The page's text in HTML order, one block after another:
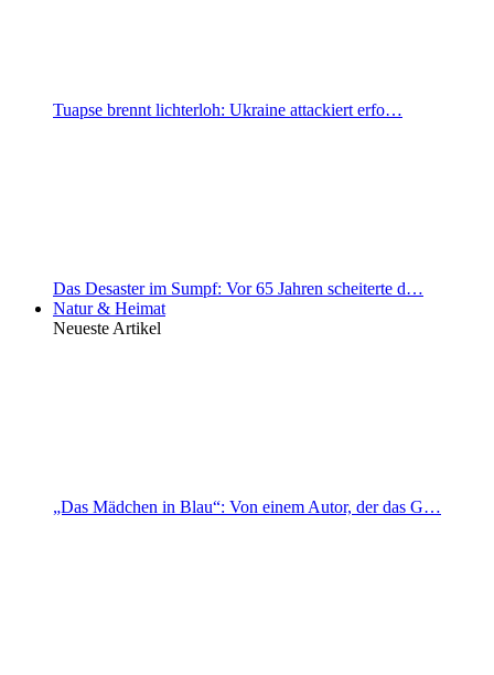
Tuapse brennt lichterloh: Ukraine attackiert erfo…
Das Desaster im Sumpf: Vor 65 Jahren scheiterte d…
Natur & Heimat
Neueste Artikel
„Das Mädchen in Blau“: Von einem Autor, der das G…